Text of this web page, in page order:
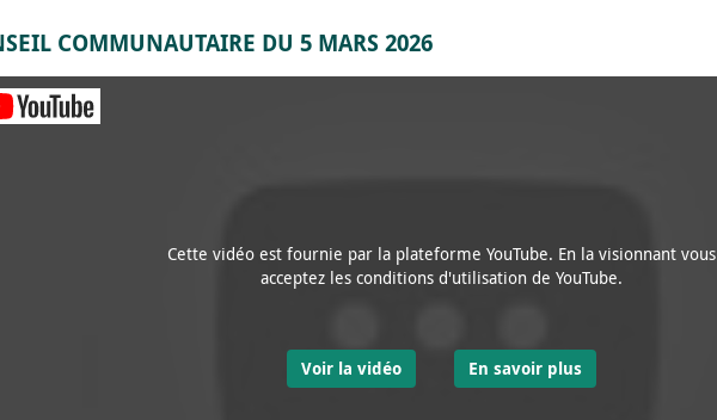
COMMUNAUTAIRE DU 5 MARS 2026
Cette vidéo est fournie par la plateforme YouTube. En la visionnant vous
acceptez les conditions d'utilisation de YouTube.
Voir la vidéo En savoir plus